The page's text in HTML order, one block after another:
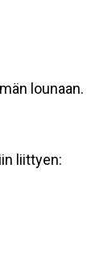
lounaan.
liittyen: